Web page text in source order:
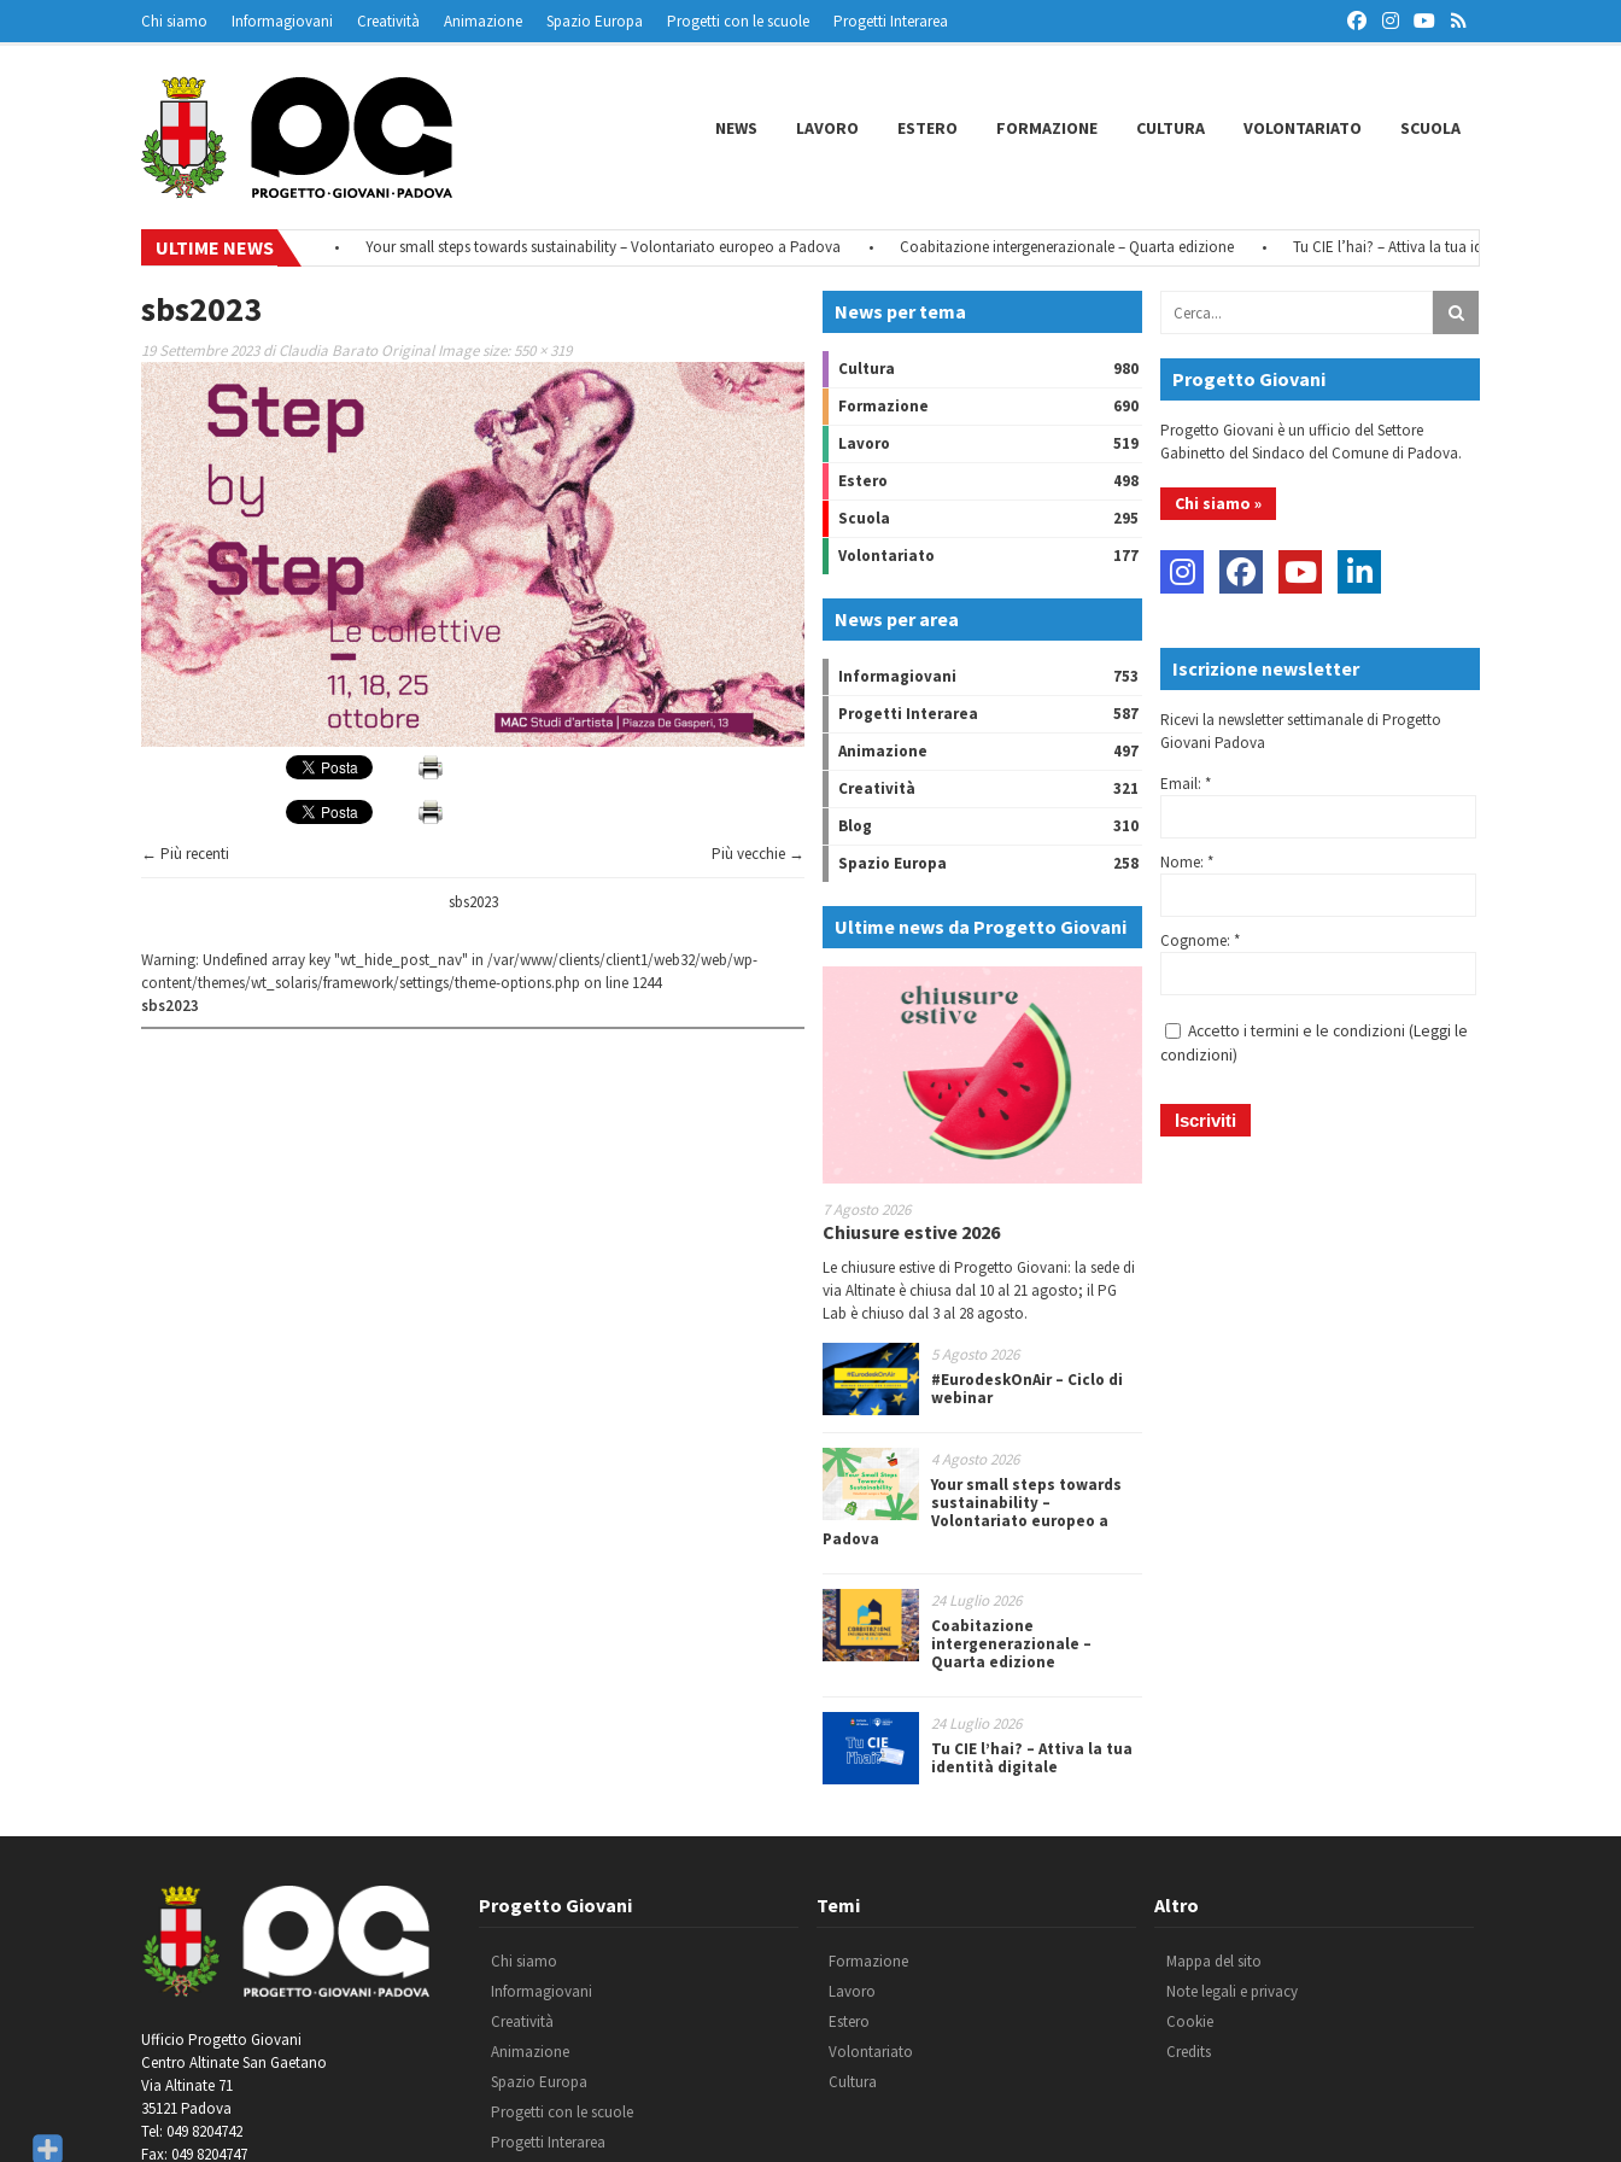
Chi siamo Informagiovani Creatività Animazione Spazio Europa Progetti con le scuole
Progetti Interarea
Contatti
Padovanet
NEWS LAVORO ESTERO FORMAZIONE CULTURA VOLONTARIATO SCUOLA
ULTIME NEWS
#EurodeskOnAir – Ciclo di webinar Your small steps towards sustainability – Volontariato europeo a Padova Coabitazione intergenerazionale – Quarta edizione Tu CIE l’hai? – Attiva la tua identità digitale
sbs2023
19 Settembre 2023 diClaudia Barato Original Image size:550 × 319
← Più recenti Più vecchie →
sbs2023
Warning: Undefined array key "wt_hide_post_nav" in /var/www/clients/client1/web32/web/wp-
content/themes/wt_solaris/framework/settings/theme-options.php on line 1244
sbs2023
News per tema
Cultura
980
Formazione
690
Lavoro
519
Estero
498
Scuola
295
Volontariato
177
News per area
Informagiovani
753
Progetti Interarea
587
Animazione
497
Creatività
321
Blog
310
Spazio Europa
258
Ultime news da Progetto Giovani
7 Agosto 2026
Chiusure estive 2026
Le chiusure estive di Progetto Giovani: la sede di
via Altinate è chiusa dal 10 al 21 agosto; il PG
Lab è chiuso dal 3 al 28 agosto.
5 Agosto 2026
#EurodeskOnAir – Ciclo di
webinar
4 Agosto 2026
Your small steps towards
sustainability –
Volontariato europeo a
Padova
24 Luglio 2026
Coabitazione
intergenerazionale –
Quarta edizione
24 Luglio 2026
Tu CIE l’hai? – Attiva la tua
identità digitale
Progetto Giovani
Progetto Giovani è un ufficio del Settore
Gabinetto del Sindaco del Comune di Padova.
Chi siamo »
Iscrizione newsletter
Ricevi la newsletter settimanale di Progetto
Giovani Padova
Email: *
Nome: *
Cognome: *
Accetto i termini e le condizioni (Leggi le
condizioni)
Ufficio Progetto Giovani
Centro Altinate San Gaetano
Via Altinate 71
35121 Padova
Tel: 049 8204742
Fax: 049 8204747
Progetto Giovani
Chi siamo
Informagiovani
Creatività
Animazione
Spazio Europa
Progetti con le scuole
Progetti Interarea
Temi
Formazione
Lavoro
Estero
Volontariato
Cultura
Altro
Mappa del sito
Note legali e privacy
Cookie
Credits